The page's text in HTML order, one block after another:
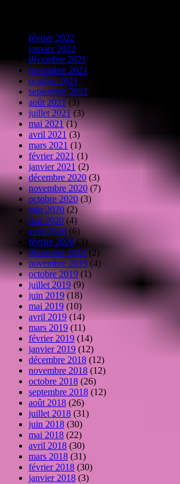
février 2022
janvier 2022
décembre 2021
novembre 2021
octobre 2021
septembre 2021
août 2021(3)
juillet 2021 (3)
mai 2021(1)
avril 2021 (3)
mars 2021 (1)
février 2021 (1)
janvier 2021 (2)
décembre 2020 (3)
novembre 2020 (7)
octobre 2020 (3)
juin 2020 (2)
mai 2020 (4)
avril 2020 (6)
février 2020 (3)
décembre 2019 (2)
novembre 2019 (4)
octobre 2019 (1)
juillet 2019 (9)
juin 2019 (18)
mai 2019 (10)
avril 2019 (14)
mars 2019 (11)
février 2019 (14)
janvier 2019 (12)
décembre 2018 (12)
novembre 2018 (12)
octobre 2018 (26)
septembre 2018 (12)
août 2018 (26)
juillet 2018 (31)
juin 2018 (30)
mai 2018 (22)
avril 2018 (30)
mars 2018 (31)
février 2018 (30)
janvier 2018 (3)